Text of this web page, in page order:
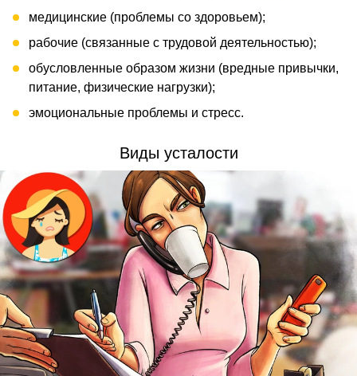
медицинские (проблемы со здоровьем);
рабочие (связанные с трудовой деятельностью);
обусловленные образом жизни (вредные привычки,
питание, физические нагрузки);
эмоциональные проблемы и стресс.
Виды усталости